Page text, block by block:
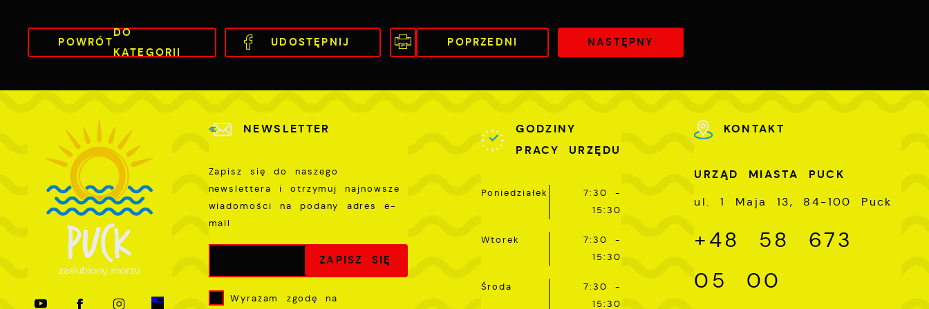
POWRÓT
DO
KATEGORII
UDOSTĘPNIJ POPRZEDNI NASTĘPNY
NEWSLETTER
Zapisz się do naszego
newslettera i otrzymuj najnowsze
wiadomości na podany adres e-
mail
Wyrażam zgodę na
GODZINY
PRACY URZĘDU
Poniedziałek
7:30 -
15:30
Wtorek
7:30 -
15:30
Środa
7:30 -
15:30
KONTAKT
URZĄD MIASTA PUCK
ul. 1 Maja 13, 84-100 Puck
+48 58 673
05 00
partnerami oraz innych dostawców usług. Firmy te działają
w charakterze pośredników prezentujących nasze treści w